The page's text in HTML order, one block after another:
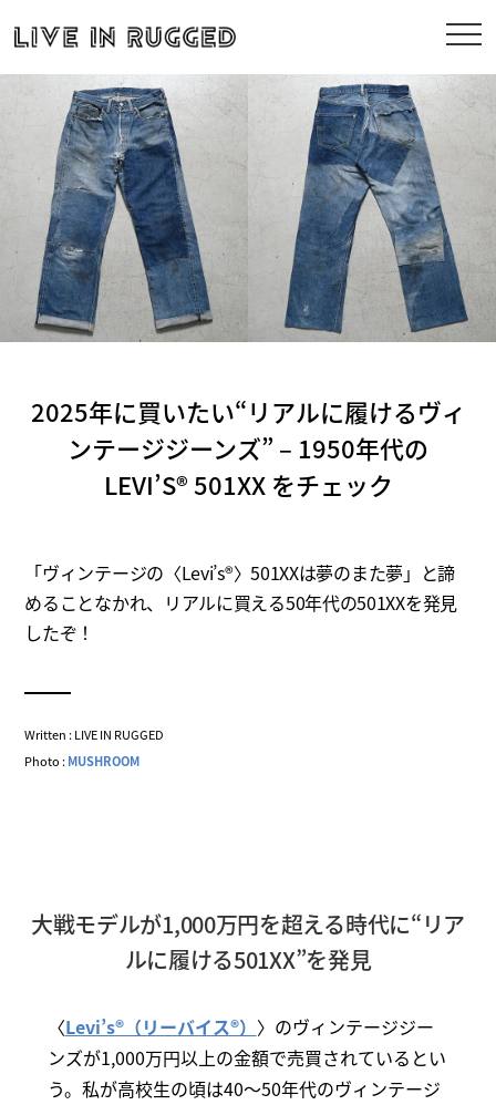
2025年に買いたい“リアルに履けるヴィ
ンテージジーンズ” – 1950年代の
LEVI’S® 501XX をチェック
「ヴィンテージの〈Levi’s®〉501XXは夢のまた夢」と諦
めることなかれ、リアルに買える50年代の501XXを発見
したぞ！
Written : LIVE IN RUGGED
Photo :MUSHROOM
大戦モデルが1,000万円を超える時代に“リア
ルに履ける501XX”を発見
〈Levi’s®（リーバイス®） 〉のヴィンテージジー
ンズが1,000万円以上の金額で売買されているとい
う。私が高校生の頃は40～50年代のヴィンテージ